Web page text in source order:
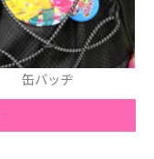
ピアス